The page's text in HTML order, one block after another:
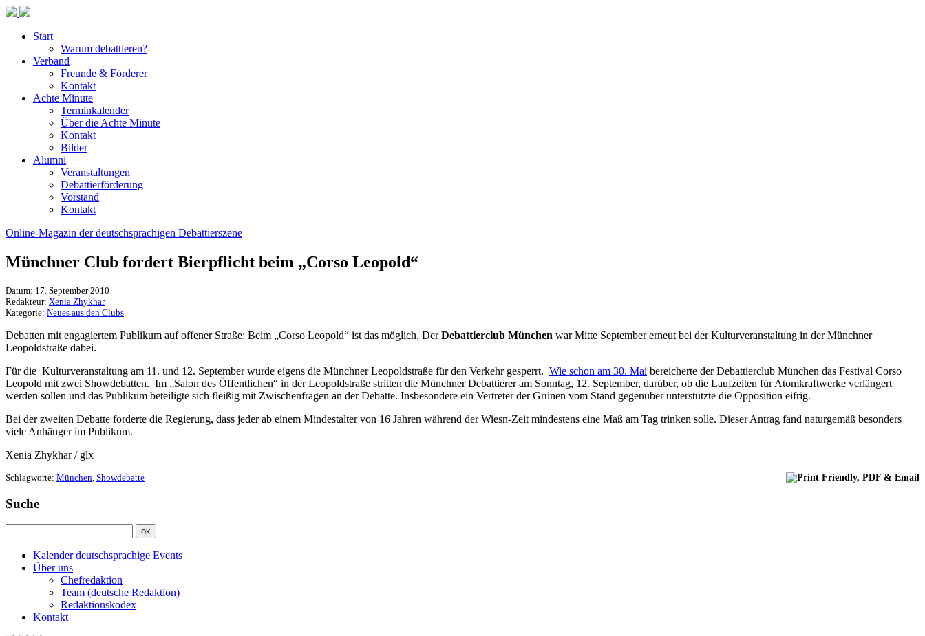
Start
Warum debattieren?
Verband
Freunde & Förderer
Kontakt
Achte Minute
Terminkalender
Über die Achte Minute
Kontakt
Bilder
Alumni
Veranstaltungen
Debattierförderung
Vorstand
Kontakt
Online-Magazin der deutschsprachigen Debattierszene
Münchner Club fordert Bierpflicht beim „Corso Leopold“
Datum: 17. September 2010
Redakteur: Xenia Zhykhar
Kategorie: Neues aus den Clubs
Debatten mit engagiertem Publikum auf offener Straße: Beim „Corso Leopold“ ist das möglich. DerDebattierclub München war Mitte September erneut bei der Kulturveranstaltung in der Münchner
Leopoldstraße dabei.
Für die Kulturveranstaltung am 11. und 12. September wurde eigens die Münchner Leopoldstraße für den Verkehr gesperrt. Wie schon am 30. Mai bereicherte der Debattierclub München das Festival Corso
Leopold mit zwei Showdebatten. Im „Salon des Öffentlichen“ in der Leopoldstraße stritten die Münchner Debattierer am Sonntag, 12. September, darüber, ob die Laufzeiten für Atomkraftwerke verlängert
werden sollen und das Publikum beteiligte sich fleißig mit Zwischenfragen an der Debatte. Insbesondere ein Vertreter der Grünen vom Stand gegenüber unterstützte die Opposition eifrig.
Bei der zweiten Debatte forderte die Regierung, dass jeder ab einem Mindestalter von 16 Jahren während der Wiesn-Zeit mindestens eine Maß am Tag trinken solle. Dieser Antrag fand naturgemäß besonders
viele Anhänger im Publikum.
Xenia Zhykhar / glx
Schlagworte: München Showdebatte
Suche
Kalender deutschsprachige Events
Über uns
Chefredaktion
Team (deutsche Redaktion)
Redaktionskodex
Kontakt